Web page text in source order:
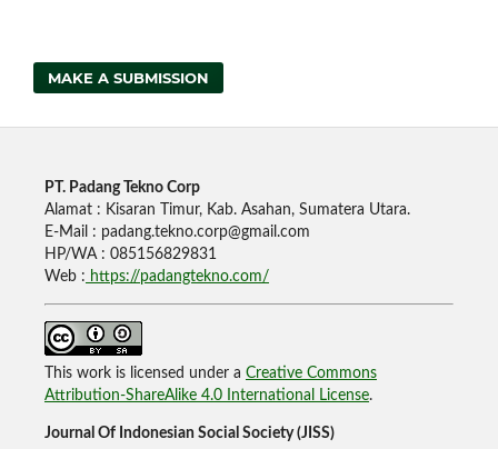
MAKE A SUBMISSION
PT. Padang Tekno Corp
Alamat : Kisaran Timur, Kab. Asahan, Sumatera Utara.
E-Mail : padang.tekno.corp@gmail.com
HP/WA : 085156829831
Web : https://padangtekno.com/
This work is licensed under a Creative Commons
Attribution-ShareAlike 4.0 International License.
Journal Of Indonesian Social Society (JISS)